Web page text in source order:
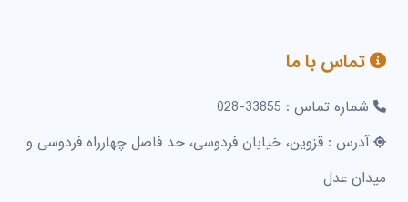
تماس با ما
شماره تماس : 33855-028
آدرس : قزوین، خیابان فردوسی، حد فاصل چهارراه فردوسی و
میدان عدل